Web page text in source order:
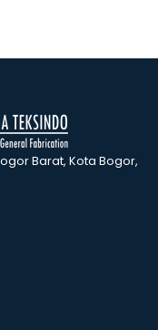
Barat, Kota Bogor,